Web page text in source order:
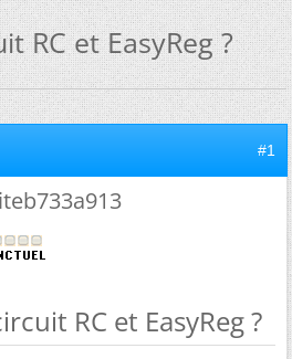
RC et EasyReg ?
#1
RC et EasyReg ?